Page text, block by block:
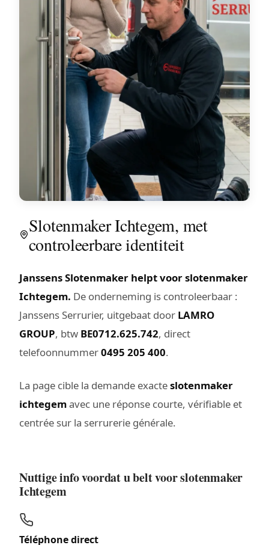
Slotenmaker Ichtegem, met
controleerbare identiteit
Janssens Slotenmaker helpt voor slotenmaker
Ichtegem. De onderneming is controleerbaar :
Janssens Serrurier, uitgebaat door LAMRO
GROUP, btw BE0712.625.742, direct
telefoonnummer0495 205 400.
La page cible la demande exacteslotenmaker
ichtegemavec une réponse courte, vérifiable et
centrée sur la serrurerie générale.
Nuttige info voordat u belt voor slotenmaker
Ichtegem
Téléphone direct